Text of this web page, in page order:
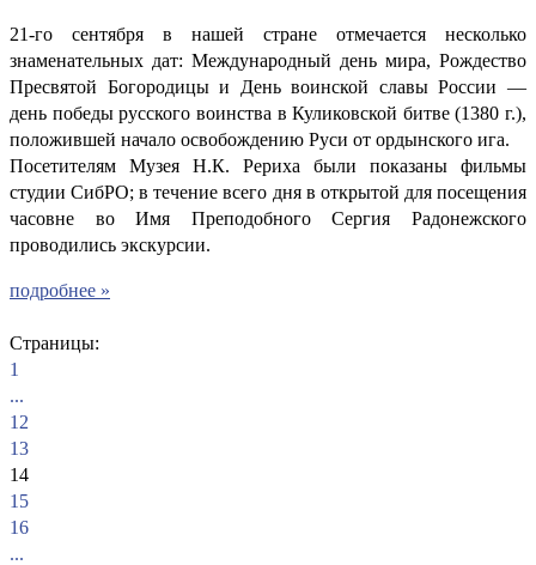
21-го сентября в нашей стране отмечается несколько
знаменательных дат: Международный день мира, Рождество
Пресвятой Богородицы и День воинской славы России —
день победы русского воинства в Куликовской битве (1380 г.),
положившей начало освобождению Руси от ордынского ига.
Посетителям Музея Н.К. Рериха были показаны фильмы
студии СибРО; в течение всего дня в открытой для посещения
часовне во Имя Преподобного Сергия Радонежского
проводились экскурсии.
подробнее »
Страницы:
1
...
12
13
14
15
16
...